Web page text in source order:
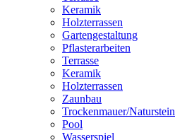
Keramik
Holzterrassen
Gartengestaltung
Pflasterarbeiten
Terrasse
Keramik
Holzterrassen
Zaunbau
Trockenmauer/Naturstein
Pool
Wasserspiel